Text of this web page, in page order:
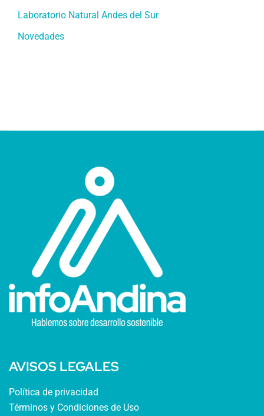
Laboratorio Natural Andes del Sur
Novedades
AVISOS LEGALES
Política de privacidad
Términos y Condiciones de Uso